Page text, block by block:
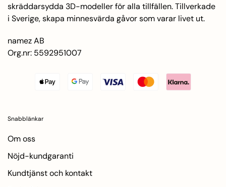
skräddarsydda 3D-modeller för alla tillfällen. Tillverkade
i Sverige, skapa minnesvärda gåvor som varar livet ut.
namez AB
Org.nr: 5592951007
Snabblänkar
Om oss
Nöjd-kundgaranti
Kundtjänst och kontakt